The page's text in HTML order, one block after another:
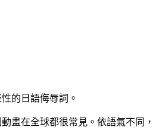
的日語侮辱詞。
畫在全球都很常見。依語氣不同，